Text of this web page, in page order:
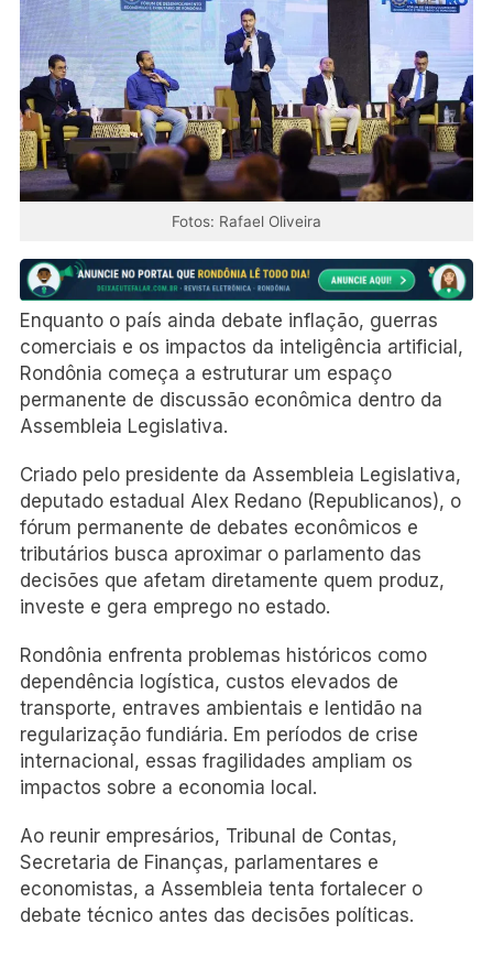
Fotos: Rafael Oliveira
Enquanto o país ainda debate inflação, guerras
comerciais e os impactos da inteligência artificial,
Rondônia começa a estruturar um espaço
permanente de discussão econômica dentro da
Assembleia Legislativa.
Criado pelo presidente da Assembleia Legislativa,
deputado estadual Alex Redano (Republicanos), o
fórum permanente de debates econômicos e
tributários busca aproximar o parlamento das
decisões que afetam diretamente quem produz,
investe e gera emprego no estado.
Rondônia enfrenta problemas históricos como
dependência logística, custos elevados de
transporte, entraves ambientais e lentidão na
regularização fundiária. Em períodos de crise
internacional, essas fragilidades ampliam os
impactos sobre a economia local.
Ao reunir empresários, Tribunal de Contas,
Secretaria de Finanças, parlamentares e
economistas, a Assembleia tenta fortalecer o
debate técnico antes das decisões políticas.